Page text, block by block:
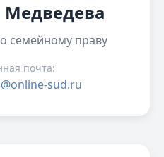
Медведева
семейному праву
почта:
sud.ru